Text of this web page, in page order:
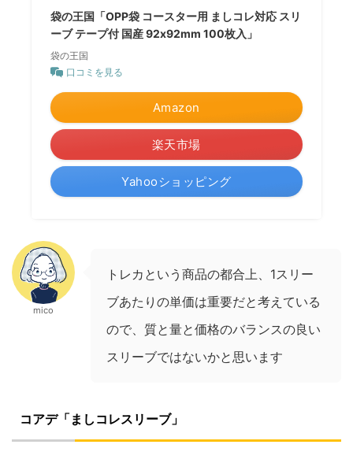
袋の王国「OPP袋 コースター用 ましコレ対応 スリ
ーブ テープ付 国産 92x92mm 100枚入」
袋の王国
口コミを見る
Amazon
楽天市場
Yahooショッピング
mico
トレカという商品の都合上、1スリー
ブあたりの単価は重要だと考えている
ので、質と量と価格のバランスの良い
スリーブではないかと思います
コアデ「ましコレスリーブ」